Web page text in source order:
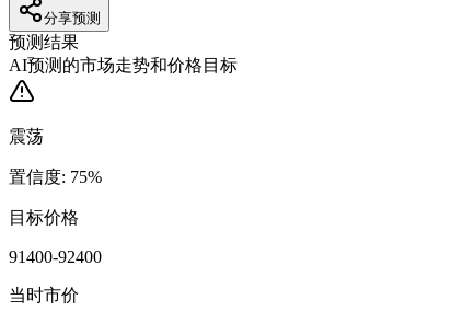
分享预测
预测结果
AI预测的市场走势和价格目标
震荡
置信度: 75%
目标价格
91400-92400
当时市价